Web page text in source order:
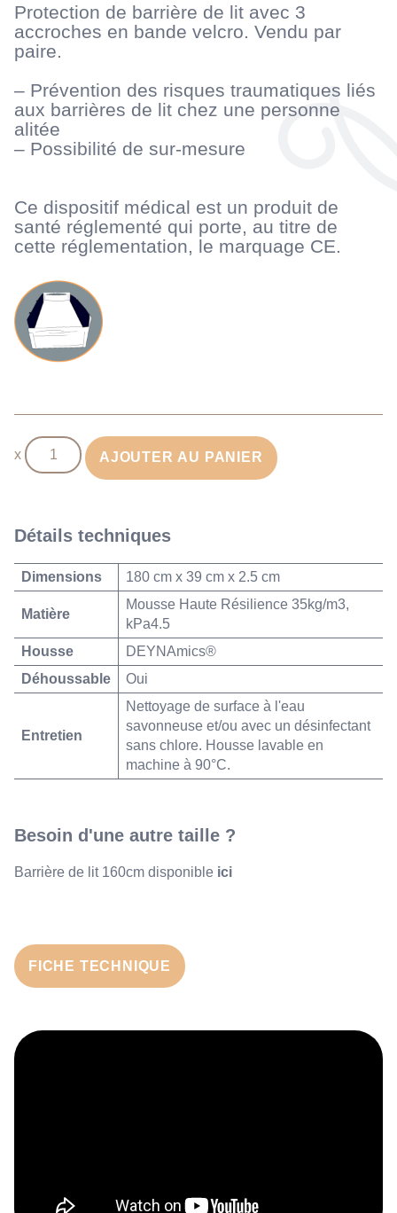
Protection de barrière de lit avec 3
accroches en bande velcro. Vendu par
paire.
– Prévention des risques traumatiques liés
aux barrières de lit chez une personne
alitée
– Possibilité de sur-mesure
Ce dispositif médical est un produit de
santé réglementé qui porte, au titre de
cette réglementation, le marquage CE.
quantité
de
de
lit
180cm
AJOUTER AU PANIER
Détails techniques
Dimensions 180 cm x 39 cm x 2.5 cm
Matière
Mousse Haute Résilience 35kg/m3,
kPa4.5
Housse
DEYNAmics®
Déhoussable
Oui
Entretien
Nettoyage de surface à l'eau
savonneuse et/ou avec un désinfectant
sans chlore. Housse lavable en
machine à 90°C.
Besoin d'une autre taille ?
Barrière de lit 160cm disponible ici
FICHE TECHNIQUE